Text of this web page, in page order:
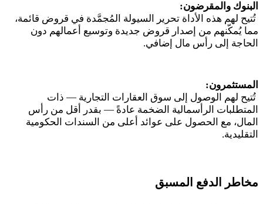
البنوك والمقرضون:
تُتيح لهم هذه الأداة تحرير السيولة المُجمَّدة في قروض قائمة،
مما يُمكّنهم من إصدار قروض جديدة وتوسيع أعمالهم دون
الحاجة إلى رأس مال إضافي.
المستثمرون:
تُتيح لهم الوصول إلى سوق العقارات التجارية — ذات
المتطلبات الرأسمالية الضخمة عادةً — بقدر أقل من رأس
المال، مع الحصول على عوائد أعلى من السندات الحكومية
التقليدية.
مخاطر الدفع المسبق